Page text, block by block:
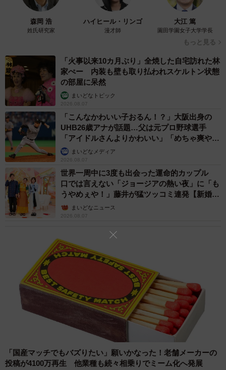
9月1日にオープンした「アットコスメ大阪」ではスタッフによるタッチ
アップ（化粧のお試し、お直し）がしやすいスペースも
その結果、他店舗の接客でつい買ってしまった高級ブラン
ドの使用法に困惑し、「これをどうやったら、手持ちのコ
スメと合うように使えるか」と常連が駆け込んできたこと
もあったそうだ。そんなスタッフの実力は、店舗でも落ち
づらいと話題のリップをさらに落ちにくくさせる方法や、
今トレンドとなっている中国風の「千金メイク」の肌の仕
上げ方も、多種ブランドのアイテムを使って仕上げる方法
などを聞いていると実感することができた。
森岡 浩
姓氏研究家
ハイヒール・リンゴ
漫才師
大江 篤
園田学園女子大学学長
もっと見る
「火事以来10カ月ぶり」全焼した自宅訪れた林
家ぺー 内装も壁も取り払われスケルトン状態
の部屋に呆然
まいどなトピック
2026.08.07
「こんなかわいい子おるん！？」大阪出身の
UHB26歳アナが話題…父は元プロ野球選手
「アイドルさんよりかわいい」「めちゃ爽や
か」まいどなメディア
2026.08.07
世界一周中に3度も出会った運命的カップル
口では言えない「ジョージアの熱い夜」に「も
うやめぇや！」藤井が猛ツッコミ連発【新婚さ
ん】まいどなニュース
2026.08.07
「国産マッチでもバズりたい」願いかなった！老舗メーカーの
投稿が4100万再生 他業種も続々相乗りでミーム化へ発展